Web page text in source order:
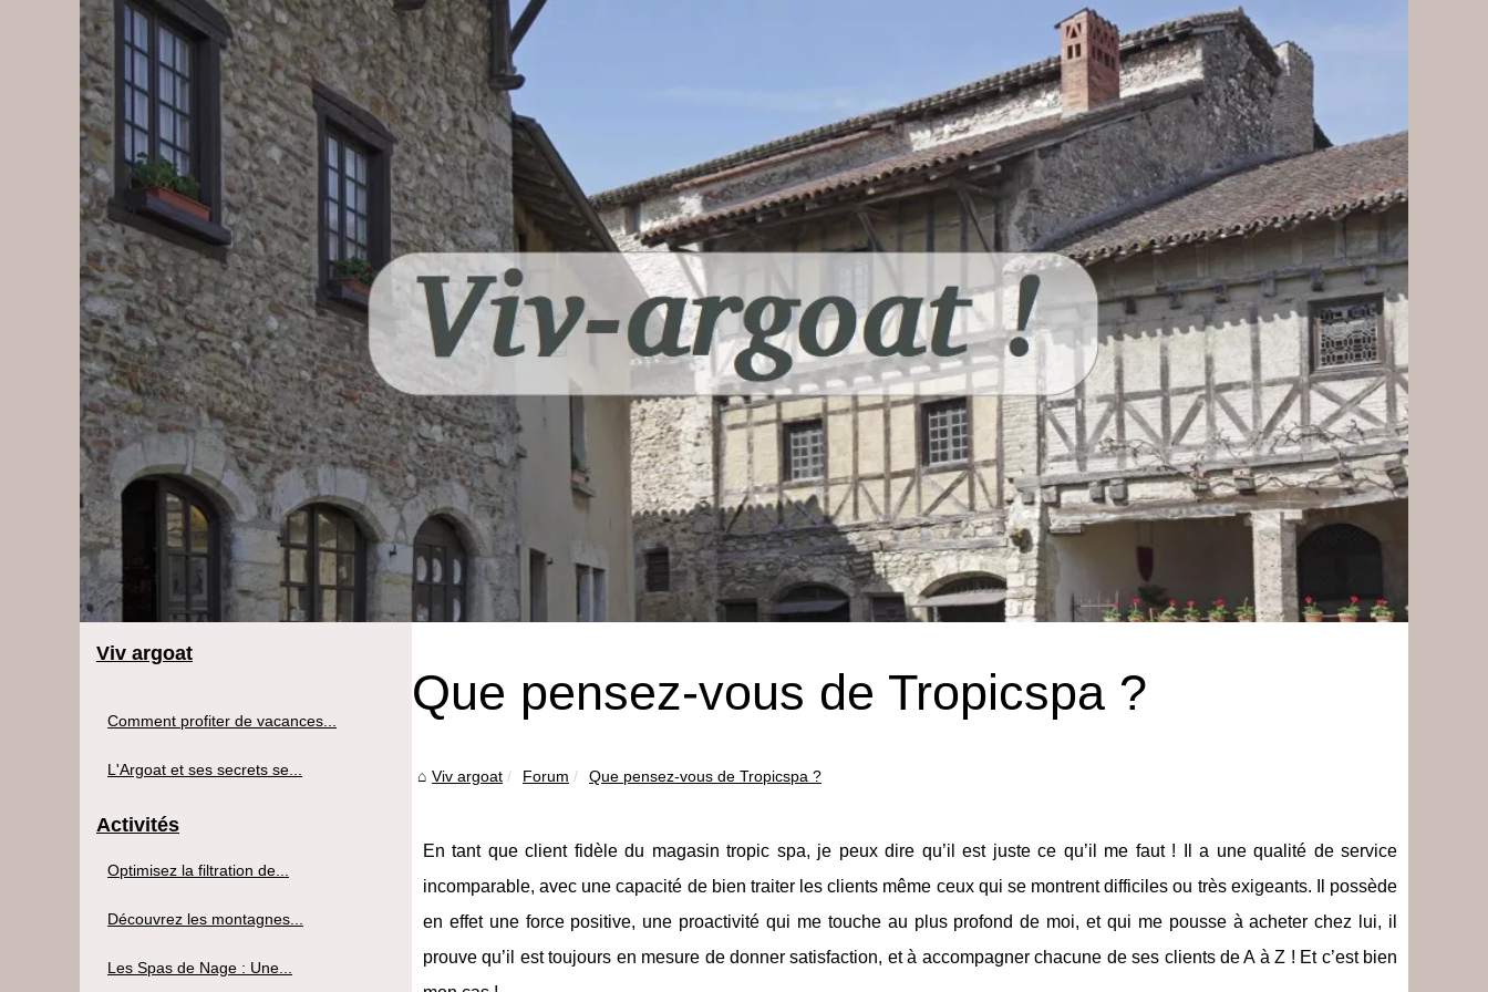
Que pensez-vous de Tropicspa ?
Viv argoat Forum Que pensez-vous de Tropicspa ?
En tant que client fidèle du magasin tropic spa, je peux dire qu’il est juste ce qu’il me faut ! Il a une qualité de service
incomparable, avec une capacité de bien traiter les clients même ceux qui se montrent difficiles ou très exigeants. Il possède
en effet une force positive, une proactivité qui me touche au plus profond de moi, et qui me pousse à acheter chez lui, il
prouve qu’il est toujours en mesure de donner satisfaction, et à accompagner chacune de ses clients de A à Z ! Et c’est bien
Viv argoat
Comment profiter de vacances...
L'Argoat et ses secrets se...
Activités
Optimisez la filtration de...
Découvrez les montagnes...
Les Spas de Nage : Une...